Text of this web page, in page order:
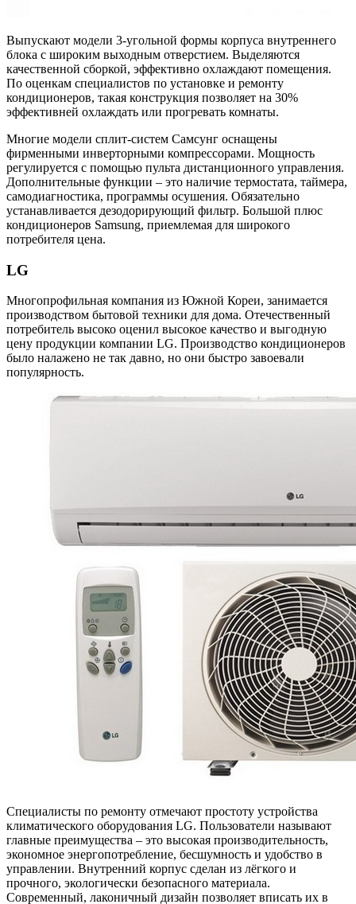
Выпускают модели 3-угольной формы корпуса внутреннего
блока с широким выходным отверстием. Выделяются
качественной сборкой, эффективно охлаждают помещения.
По оценкам специалистов по установке и ремонту
кондиционеров, такая конструкция позволяет на 30%
эффективней охлаждать или прогревать комнаты.
Многие модели сплит-систем Самсунг оснащены
фирменными инверторными компрессорами. Мощность
регулируется с помощью пульта дистанционного управления.
Дополнительные функции – это наличие термостата, таймера,
самодиагностика, программы осушения. Обязательно
устанавливается дезодорирующий фильтр. Большой плюс
кондиционеров Samsung, приемлемая для широкого
потребителя цена.
LG
Многопрофильная компания из Южной Кореи, занимается
производством бытовой техники для дома. Отечественный
потребитель высоко оценил высокое качество и выгодную
цену продукции компании LG. Производство кондиционеров
было налажено не так давно, но они быстро завоевали
популярность.
Специалисты по ремонту отмечают простоту устройства
климатического оборудования LG. Пользователи называют
главные преимущества – это высокая производительность,
экономное энергопотребление, бесшумность и удобство в
управлении. Внутренний корпус сделан из лёгкого и
прочного, экологически безопасного материала.
Современный, лаконичный дизайн позволяет вписать их в